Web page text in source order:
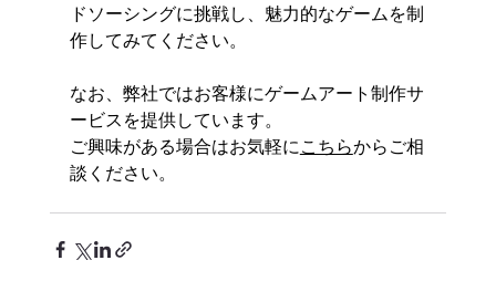
ドソーシングに挑戦し、魅力的なゲームを制
作してみてください。
なお、弊社ではお客様にゲームアート制作サ
ービスを提供しています。
ご興味がある場合はお気軽に こちらからご相
談ください。